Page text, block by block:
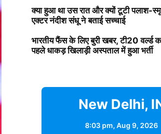
क्या हुआ था उस रात और क्यों टूटी पलाश-
एक्टर नंदीश संधू ने बताई सच्चाई
भारतीय फैंस के लिए बुरी खबर, टी20
पहले धाकड़ खिलाड़ी अस्पताल में हुआ भर्ती
New Delhi,
8:03 pm, Aug 9, 2026